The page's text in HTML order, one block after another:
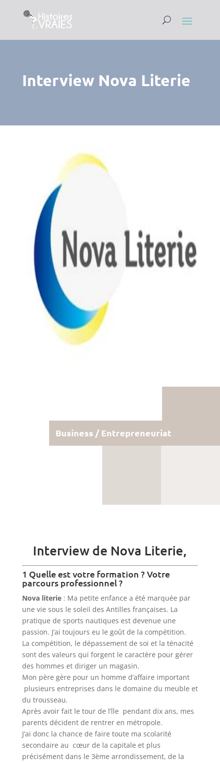
Interview Nova Literie
Business / Entrepreneuriat
Interview de Nova Literie,
1 Quelle est votre formation ? Votre
parcours professionnel ?
Nova literie: Ma petite enfance a été marquée par
une vie sous le soleil des Antilles françaises. La
pratique de sports nautiques est devenue une
passion. J’ai toujours eu le goût de la compétition.
La compétition, le dépassement de soi et la ténacité
sont des valeurs qui forgent le caractère pour gérer
des hommes et diriger un magasin.
Mon père gère pour un homme d’affaire important
plusieurs entreprises dans le domaine du meuble et
du trousseau.
Après avoir fait le tour de l’île pendant dix ans, mes
parents décident de rentrer en métropole.
J’ai donc la chance de faire toute ma scolarité
secondaire au cœur de la capitale et plus
précisément dans le 3ème arrondissement, de la